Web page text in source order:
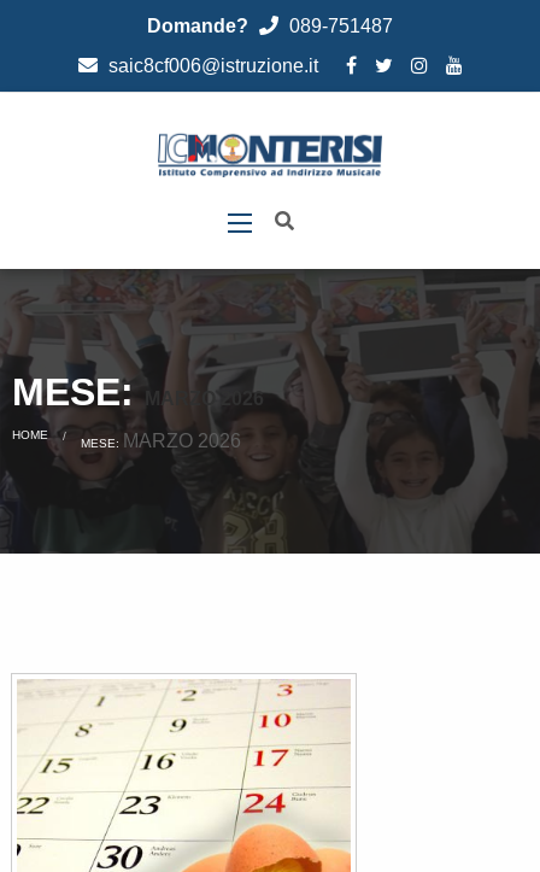
Domande?
089-751487
saic8cf006@istruzione.it
MESE: MARZO 2026
HOME CURRENT:
MESE: MARZO 2026